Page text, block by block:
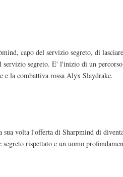
capo del servizio segreto, di
servizio segreto. E' l'inizio di un
la combattiva rossa Alyx Slaydrake.
volta l'offerta di Sharpmind di
rispettato e un uomo